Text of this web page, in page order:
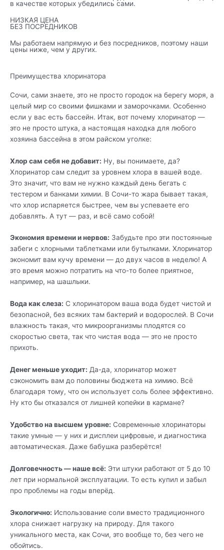
в качестве которых убедились сами.
НИЗКАЯ ЦЕНА
БЕЗ ПОСРЕДНИКОВ
Мы работаем напрямую и без посредников, поэтому наши
цены ниже, чем у других.
Преимущества хлоринатора
Сочи, сами знаете, это не просто городок на берегу моря, а
целый мир со своими фишками и заморочками. Особенно
если у вас есть бассейн. Итак, вот почему хлоринатор —
это не просто штука, а настоящая находка для любого
хозяина бассейна в этом райском уголке:
Хлор сам себя не добавит: Ну, вы понимаете, да?
Хлоринатор сам следит за уровнем хлора в вашей воде.
Это значит, что вам не нужно каждый день бегать с
тестером и банками химии. В Сочи-то жара бывает такая,
что хлор испаряется быстрее, чем вы успеваете его
добавлять. А тут — раз, и всё само собой!
Экономия времени и нервов: Забудьте про эти постоянные
забеги с хлорными таблетками или бутылками. Хлоринатор
экономит вам кучу времени — до двух часов в неделю! А
это время можно потратить на что-то более приятное,
например, на шашлыки.
Вода как слеза: С хлоринатором ваша вода будет чистой и
безопасной, без всяких там бактерий и водорослей. В Сочи
влажность такая, что микроорганизмы плодятся со
скоростью света, так что чистая вода — это не просто
прихоть.
Денег меньше уходит: Да-да, хлоринатор может
сэкономить вам до половины бюджета на химию. Всё
благодаря тому, что он использует соль более эффективно.
Ну кто бы отказался от лишней копейки в кармане?
Удобство на высшем уровне: Современные хлоринаторы
такие умные — у них и дисплеи цифровые, и диагностика
автоматическая. Даже бабушка разберётся!
Долговечность — наше всё: Эти штуки работают от 5 до 10
лет при нормальной эксплуатации. То есть купил и забыл
про проблемы на годы вперёд.
Экологично: Использование соли вместо традиционного
хлора снижает нагрузку на природу. Для такого
уникального места, как Сочи, это вообще то, без чего не
обойтись.